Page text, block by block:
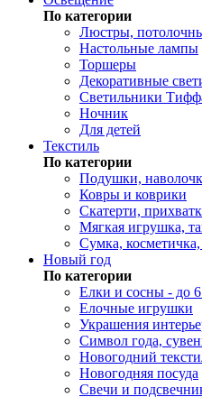
По категории
Люстры,
Настольные лампы
Торшеры
Декоративные
Светильники
Ночник
Для детей
Текстиль
По категории
Подушки,
Ковры и коврики
Скатерти,
Мягкая игрушка,
Сумка, косметичка,
Новый год
По категории
Елки и сосны - до
Елочные игрушки
Украшения
Символ года,
Новогодний
Новогодняя посуда
Свечи и